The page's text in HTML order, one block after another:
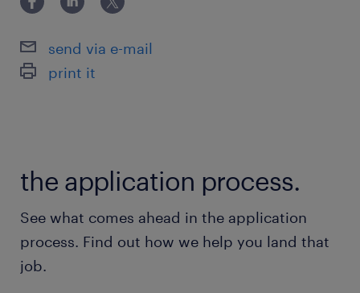
タントに求められる基本スキル
保険
健康保険 厚生年金保険 雇用保険
年収1,000 ～ 1,800万円
賞与
ィング・アドバイザリーファームにおける業務経験
send via e-mail
print it
the application process.
See what comes ahead in the application
process. Find out how we help you land that
job.